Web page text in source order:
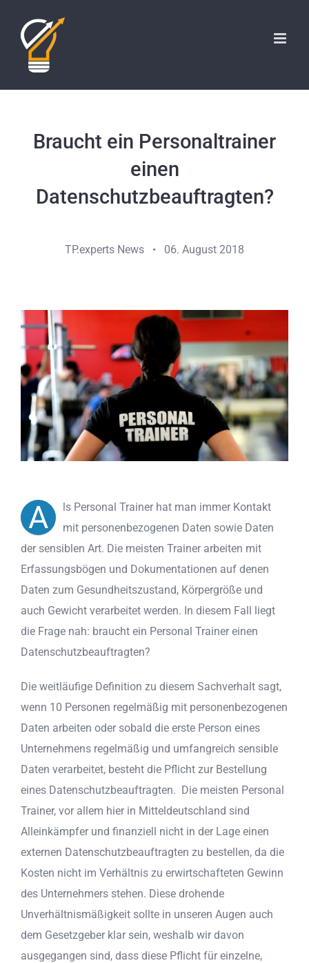
Inhalt
springen
Braucht ein Personaltrainer
einen
Datenschutzbeauftragten?
TP.experts News • 06. August 2018
A
ls Personal Trainer hat man immer Kontakt
mit personenbezogenen Daten sowie Daten
der sensiblen Art. Die meisten Trainer arbeiten mit
Erfassungsbögen und Dokumentationen auf denen
Daten zum Gesundheitszustand, Körpergröße und
auch Gewicht verarbeitet werden. In diesem Fall liegt
die Frage nah: braucht ein Personal Trainer einen
Datenschutzbeauftragten?
Die weitläufige Definition zu diesem Sachverhalt sagt,
wenn 10 Personen regelmäßig mit personenbezogenen
Daten arbeiten oder sobald die erste Person eines
Unternehmens regelmäßig und umfangreich sensible
Daten verarbeitet, besteht die Pflicht zur Bestellung
eines Datenschutzbeauftragten. Die meisten Personal
Trainer, vor allem hier in Mitteldeutschland sind
Alleinkämpfer und finanziell nicht in der Lage einen
externen Datenschutzbeauftragten zu bestellen, da die
Kosten nicht im Verhältnis zu erwirtschafteten Gewinn
des Unternehmers stehen. Diese drohende
Unverhältnismäßigkeit sollte in unseren Augen auch
dem Gesetzgeber klar sein, weshalb wir davon
ausgegangen sind, dass diese Pflicht für einzelne,